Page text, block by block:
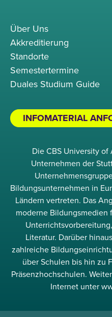
Über Uns
Akkreditierung
Standorte
Semestertermine
Duales Studium Guide
INFOMATERIAL
Die CBS University
Unternehmen der
Bildungsunternehmen in
Ländern vertreten. Das
moderne Bildungsmedien
Literatur. Darüber
zahlreiche
über Schulen bis hin zu
Präsenzhochschulen.
Internet unter